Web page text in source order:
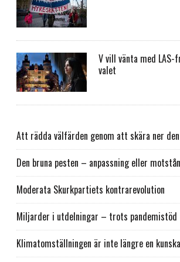
V vill vänta med
valet
Att rädda välfärden genom att skära ner den
Den bruna pesten – anpassning eller
Moderata Skurkpartiets kontrarevolution
Miljarder i utdelningar – trots pandemistöd
Klimatomställningen är inte längre en